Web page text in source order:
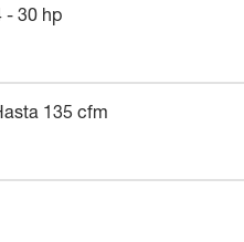
- 30 hp
135 cfm